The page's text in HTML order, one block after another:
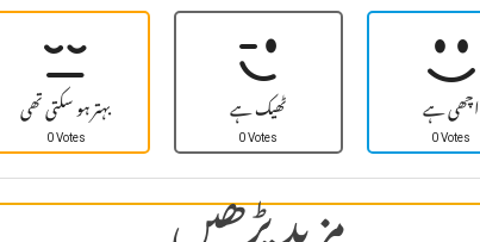
بہتر ہو سکتی تھی
0 Votes ٹھیک ہے
0 Votes اچھی ہے
0 Votes